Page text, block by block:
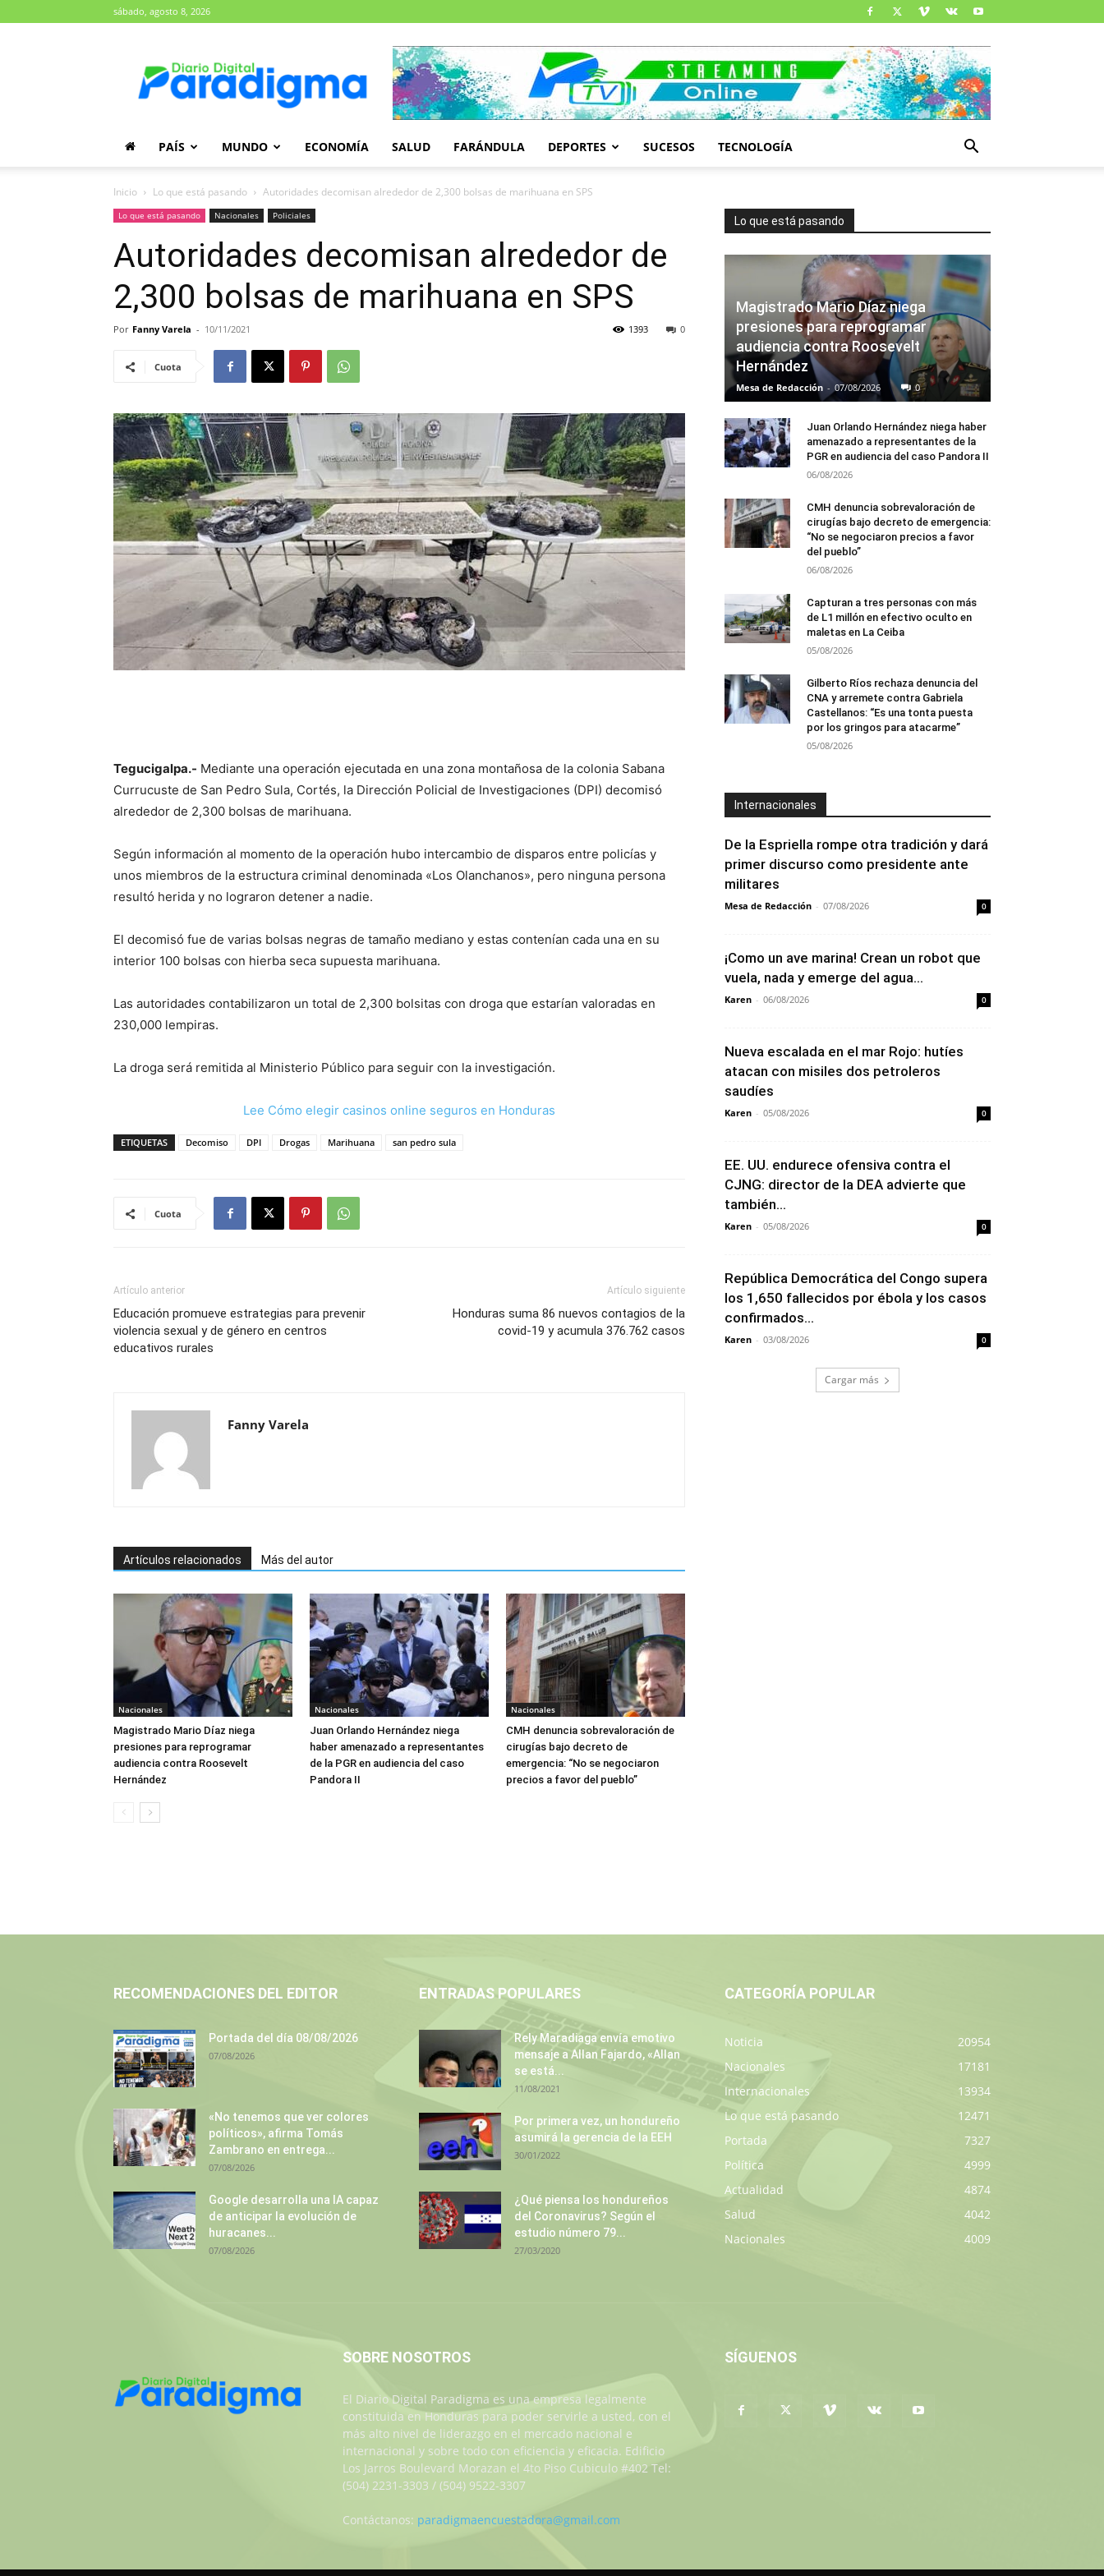
sábado, agosto 8, 2026
Paradigma
PAÍS MUNDO ECONOMÍA SALUD FARÁNDULA DEPORTES SUCESOS TECNOLOGÍA
Inicio Lo que está pasando Autoridades decomisan alrededor de 2,300 bolsas de marihuana en SPS
Lo que está pasando Nacionales Policiales
Autoridades decomisan alrededor de
2,300 bolsas de marihuana en SPS
Por Fanny Varela - 10/11/2021 0
1393
Cuota
Tegucigalpa.- Mediante una operación ejecutada en una zona montañosa de la colonia Sabana
Currucuste de San Pedro Sula, Cortés, la Dirección Policial de Investigaciones (DPI) decomisó
alrededor de 2,300 bolsas de marihuana.
Según información al momento de la operación hubo intercambio de disparos entre policías y
unos miembros de la estructura criminal denominada «Los Olanchanos», pero ninguna persona
resultó herida y no lograron detener a nadie.
El decomisó fue de varias bolsas negras de tamaño mediano y estas contenían cada una en su
interior 100 bolsas con hierba seca supuesta marihuana.
Las autoridades contabilizaron un total de 2,300 bolsitas con droga que estarían valoradas en
230,000 lempiras.
La droga será remitida al Ministerio Público para seguir con la investigación.
Lee Cómo elegir casinos online seguros en Honduras
ETIQUETAS Decomiso DPI Drogas Marihuana san pedro sula
Cuota
Artículo anterior
Educación promueve estrategias para prevenir
violencia sexual y de género en centros
educativos rurales
Artículo siguiente
Honduras suma 86 nuevos contagios de la
covid-19 y acumula 376.762 casos
Fanny Varela
Artículos relacionados Más del autor
Nacionales
Magistrado Mario Díaz niega
presiones para reprogramar
audiencia contra Roosevelt
Hernández
Nacionales
Juan Orlando Hernández niega
haber amenazado a representantes
de la PGR en audiencia del caso
Pandora II
Nacionales
CMH denuncia sobrevaloración de
cirugías bajo decreto de
emergencia: “No se negociaron
precios a favor del pueblo”
Lo que está pasando
Magistrado Mario Díaz niega
presiones para reprogramar
audiencia contra Roosevelt
Hernández
Mesa de Redacción - 07/08/2026 0
Juan Orlando Hernández niega haber
amenazado a representantes de la
PGR en audiencia del caso Pandora II
06/08/2026
CMH denuncia sobrevaloración de
cirugías bajo decreto de emergencia:
“No se negociaron precios a favor
del pueblo”
06/08/2026
Capturan a tres personas con más
de L1 millón en efectivo oculto en
maletas en La Ceiba
05/08/2026
Gilberto Ríos rechaza denuncia del
CNA y arremete contra Gabriela
Castellanos: “Es una tonta puesta
por los gringos para atacarme”
05/08/2026
Internacionales
De la Espriella rompe otra tradición y dará
primer discurso como presidente ante
militares
Mesa de Redacción - 07/08/2026 0
¡Como un ave marina! Crean un robot que
vuela, nada y emerge del agua...
Karen - 06/08/2026 0
Nueva escalada en el mar Rojo: hutíes
atacan con misiles dos petroleros
saudíes
Karen - 05/08/2026 0
EE. UU. endurece ofensiva contra el
CJNG: director de la DEA advierte que
también...
Karen - 05/08/2026 0
República Democrática del Congo supera
los 1,650 fallecidos por ébola y los casos
confirmados...
Karen - 03/08/2026 0
Cargar más
RECOMENDACIONES DEL EDITOR
Portada del día 08/08/2026
07/08/2026
«No tenemos que ver colores
políticos», afirma Tomás
Zambrano en entrega...
07/08/2026
Google desarrolla una IA capaz
de anticipar la evolución de
huracanes...
07/08/2026
ENTRADAS POPULARES
Rely Maradiaga envía emotivo
mensaje a Allan Fajardo, «Allan
se está...
11/08/2021
Por primera vez, un hondureño
asumirá la gerencia de la EEH
30/01/2022
¿Qué piensa los hondureños
del Coronavirus? Según el
estudio número 79...
27/03/2020
CATEGORÍA POPULAR
Noticia
20954
Nacionales
17181
Internacionales
13934
Lo que está pasando
12471
Portada
7327
Política
4999
Actualidad
4874
Salud
4042
Nacionales
4009
SOBRE NOSOTROS
El Diario Digital Paradigma es una empresa legalmente
constituida en Honduras para poder servirle a usted, con el
más alto nivel de liderazgo en el mercado nacional e
internacional y sobre todo con eficiencia y eficacia. Edificio
Los Jarros Boulevard Morazan el 4to Piso Cubiculo #402 Tel:
(504) 2231-3303 / (504) 9522-3307
Contáctanos: paradigmaencuestadora@gmail.com
SÍGUENOS